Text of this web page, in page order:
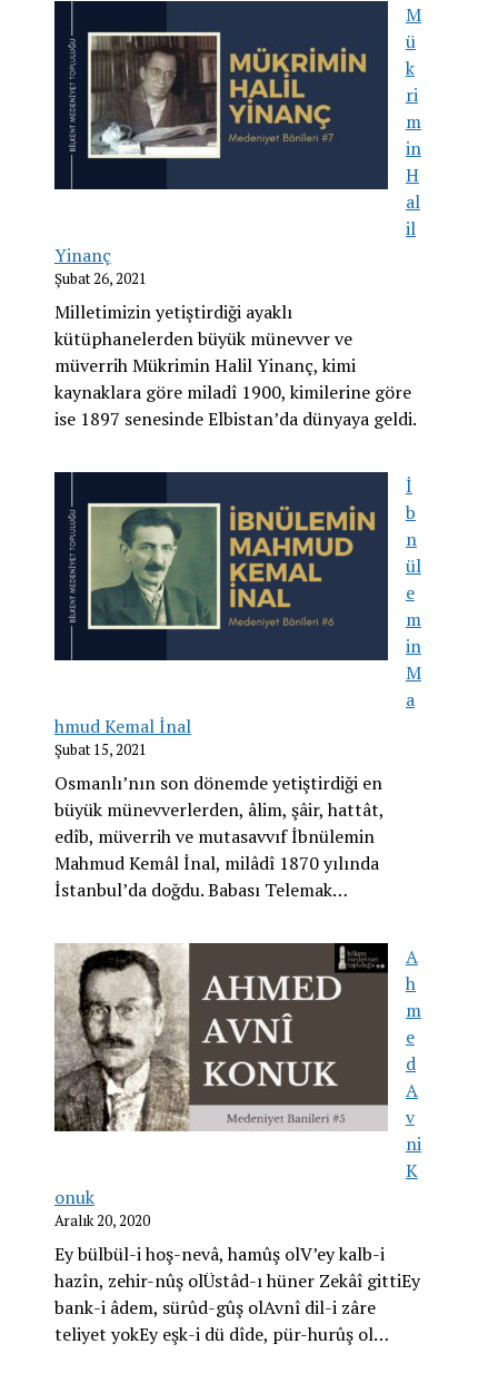
M
ü
k
ri
m
in
H
al
il
Yinanç
Şubat 26, 2021
Milletimizin yetiştirdiği ayaklı
kütüphanelerden büyük münevver ve
müverrih Mükrimin Halil Yinanç, kimi
kaynaklara göre miladî 1900, kimilerine göre
ise 1897 senesinde Elbistan’da dünyaya geldi.
İ
b
n
ül
e
m
in
M
a
hmud Kemal İnal
Şubat 15, 2021
Osmanlı’nın son dönemde yetiştirdiği en
büyük münevverlerden, âlim, şâir, hattât,
edîb, müverrih ve mutasavvıf İbnülemin
Mahmud Kemâl İnal, milâdî 1870 yılında
İstanbul’da doğdu. Babası Telemak…
A
h
m
e
d
A
v
ni
K
onuk
Aralık 20, 2020
Ey bülbül-i hoş-nevâ, hamûş olV’ey kalb-i
hazîn, zehir-nûş olÜstâd-ı hüner Zekâî gittiEy
bank-i âdem, sürûd-gûş olAvnî dil-i zâre
teliyet yokEy eşk-i dü dîde, pür-hurûş ol…